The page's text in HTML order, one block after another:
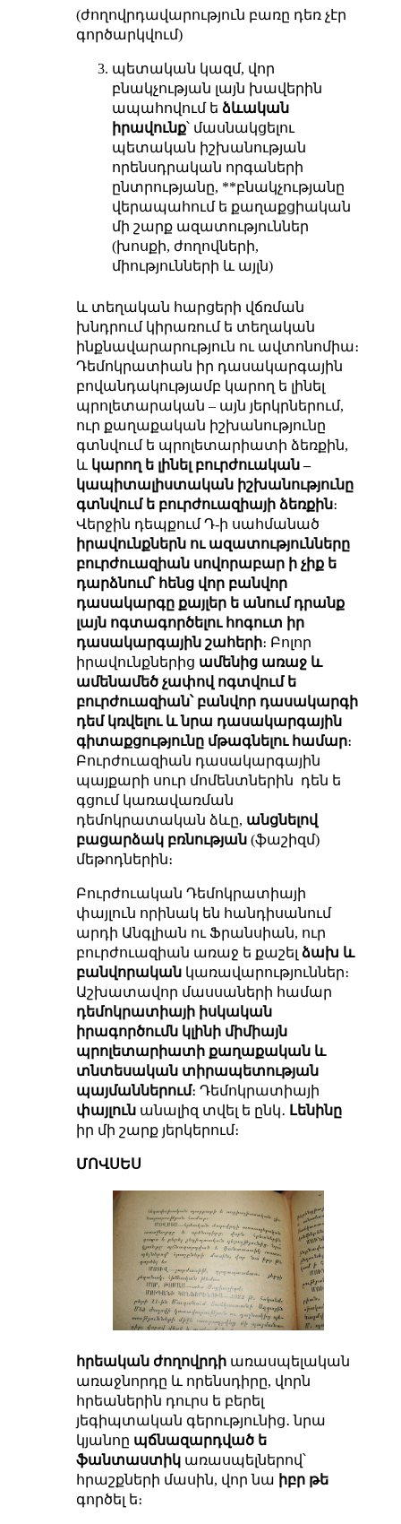
(ժողովրդավարություն բառը դեռ չէր
գործարկվում)
պետական կազմ, վոր
բնակչության լայն խավերին
ապահովում ե ձևական
իրավունք՝ մասնակցելու
պետական իշխանության
որենսդրական որգաների
ընտրությանը, **բնակչությանը
վերապահում ե քաղաքցիական
մի շարք ազատություններ
(խոսքի, ժողովների,
միությունների և այլն)
և տեղական հարցերի վճռման
խնդրում կիրառում ե տեղական
ինքնավարարություն ու ավտոնոմիա։
Դեմոկրատիան իր դասակարգային
բովանդակությամբ կարող ե լինել
պրոլետարական – այն յերկրներում,
ուր քաղաքական իշխանությունը
գտնվում ե պրոլետարիատի ձեռքին,
և կարող ե լինել բուրժուական –
կապիտալիստական իշխանությունը
գտնվում ե բուրժուազիայի ձեռքին։
Վերջին դեպքում Դ-ի սահմանած
իրավունքներն ու ազատությունները
բուրժուազիան սովորաբար ի չիք ե
դարձնում՝ հենց վոր բանվոր
դասակարգը քայլեր ե անում դրանք
լայն ոգտագործելու հոգուտ իր
դասակարգային շահերի։ Բոլոր
իրավունքներից ամենից առաջ և
ամենամեծ չափով ոգտվում ե
բուրժուազիան՝ բանվոր դասակարգի
դեմ կռվելու և նրա դասակարգային
գիտաքցությունը մթագնելուհամար։
Բուրժուազիան դասակարգային
պայքարի սուր մոմենտներին դեն ե
գցում կառավառման
դեմոկրատական ձևը, անցնելով
բացարձակ բռնության(ֆաշիզմ)
մեթոդներին։
Բուրժուական Դեմոկրատիայի
փայլուն որինակ են հանդիսանում
արդի Անգլիան ու Ֆրանսիան, ուր
բուրժուազիան առաջ ե քաշել ձախ և
բանվորականկառավարություններ։
Աշխատավոր մասսաների համար
դեմոկրատիայի իսկական
իրագործումն կլինի միմիայն
պրոլետարիատի քաղաքական և
տնտեսական տիրապետության
պայմաններում։ Դեմոկրատիայի
փայլունանալիզ տվել ե ընկ․ Լենինը
իր մի շարք յերկերում։
ՄՈՎՍԵՍ
հրեական ժողովրդիառասպելական
առաջնորդը և որենսդիրը, վորն
հրեաներին դուրս ե բերել
յեգիպտական գերությունից․ նրա
կյանոը պճնազարդված ե
ֆանտաստիկառասպելներով՝
հրաշքների մասին, վոր նա իբր թե
գործել ե։